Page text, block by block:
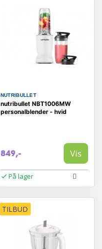
NUTRIBULLET
nutribullet NBT1006MW
personalblender - hvid
849,- Vis
På lager
TILBUD